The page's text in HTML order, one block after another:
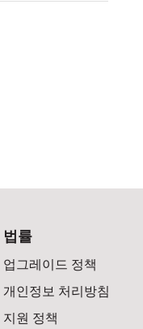
법률
업그레이드 정책
개인정보 처리방침
지원 정책